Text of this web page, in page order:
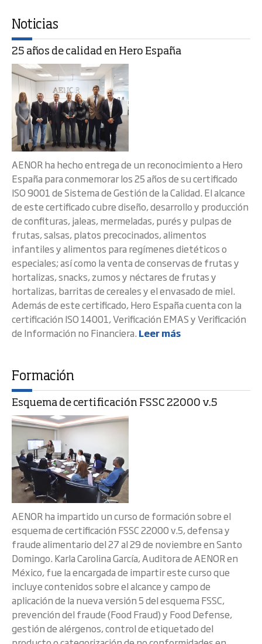
Noticias
25 años de calidad en Hero España
AENOR ha hecho entrega de un reconocimiento a Hero
España para conmemorar los 25 años de su certificado
ISO 9001 de Sistema de Gestión de la Calidad. El alcance
de este certificado cubre diseño, desarrollo y producción
de confituras, jaleas, mermeladas, purés y pulpas de
frutas, salsas, platos precocinados, alimentos
infantiles y alimentos para regímenes dietéticos o
especiales; así como la venta de conservas de frutas y
hortalizas, snacks, zumos y néctares de frutas y
hortalizas, barritas de cereales y el envasado de miel.
Además de este certificado, Hero España cuenta con la
certificación ISO 14001, Verificación EMAS y Verificación
de Información no Financiera. Leer más
Formación
Esquema de certificación FSSC 22000 v.5
AENOR ha impartido un curso de formación sobre el
esquema de certificación FSSC 22000 v.5, defensa y
fraude alimentario del 27 al 29 de noviembre en Santo
Domingo. Karla Carolina García, Auditora de AENOR en
México, fue la encargada de impartir este curso que
incluye contenidos sobre el alcance y campo de
aplicación de la nueva versión 5 del esquema FSSC,
prevención del fraude (Food Fraud) y Food Defense,
gestión de alérgenos, control de etiquetado del